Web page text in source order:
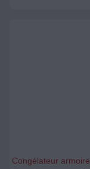
Congélateur armoire